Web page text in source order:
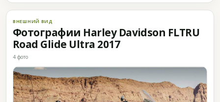
ВНЕШНИЙ ВИД
Фотографии Harley Davidson FLTRU
Road Glide Ultra 2017
4 фото